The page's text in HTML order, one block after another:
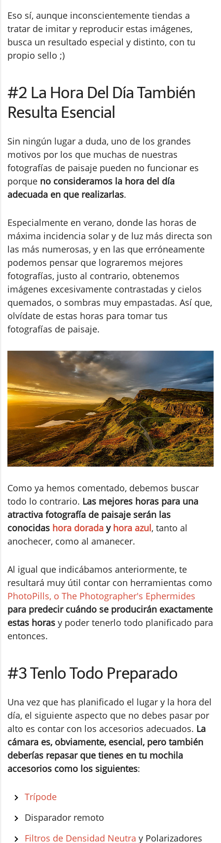
Eso sí, aunque inconscientemente tiendas a
tratar de imitar y reproducir estas imágenes,
busca un resultado especial y distinto, con tu
propio sello ;)
#2 La Hora Del Día También
Resulta Esencial
Sin ningún lugar a duda, uno de los grandes
motivos por los que muchas de nuestras
fotografías de paisaje pueden no funcionar es
porque no consideramos la hora del día
adecuada en que realizarlas.
Especialmente en verano, donde las horas de
máxima incidencia solar y de luz más directa son
las más numerosas, y en las que erróneamente
podemos pensar que lograremos mejores
fotografías, justo al contrario, obtenemos
imágenes excesivamente contrastadas y cielos
quemados, o sombras muy empastadas. Así que,
olvídate de estas horas para tomar tus
fotografías de paisaje.
Como ya hemos comentado, debemos buscar
todo lo contrario. Las mejores horas para una
atractiva fotografía de paisaje serán las
conocidas hora dorada y hora azul, tanto al
anochecer, como al amanecer.
Al igual que indicábamos anteriormente, te
resultará muy útil contar con herramientas como
PhotoPills, o The Photographer's Ephermides
para predecir cuándo se producirán exactamente
estas horas y poder tenerlo todo planificado para
entonces.
#3 Tenlo Todo Preparado
Una vez que has planificado el lugar y la hora del
día, el siguiente aspecto que no debes pasar por
alto es contar con los accesorios adecuados. La
cámara es, obviamente, esencial, pero también
deberías repasar que tienes en tu mochila
accesorios como los siguientes:
Trípode
Disparador remoto
Filtros de Densidad Neutra y Polarizadores